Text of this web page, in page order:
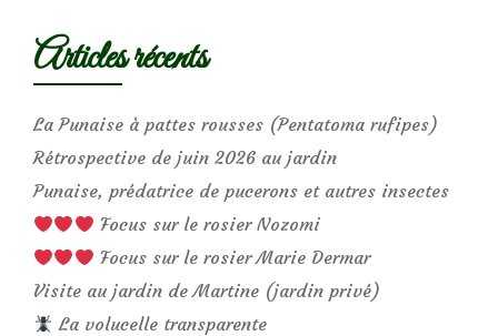
Articles récents
La Punaise à pattes rousses (Pentatoma rufipes)
Rétrospective de juin 2026 au jardin
Punaise, prédatrice de pucerons et autres insectes
Focus sur le rosier Nozomi
Focus sur le rosier Marie Dermar
Visite au jardin de Martine (jardin privé)
La volucelle transparente